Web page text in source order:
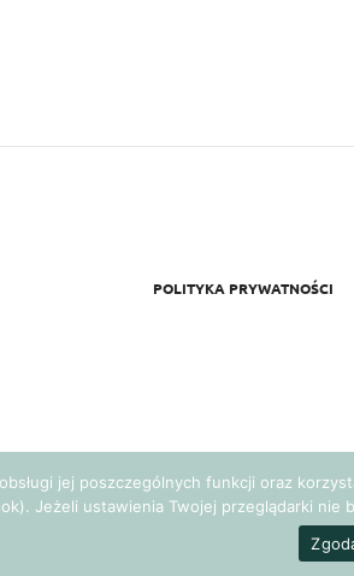
POLITYKA PRYWATNOŚCI
Realizacja:
jej poszczególnych funkcji oraz
Jeżeli ustawienia Twojej przeglądarki